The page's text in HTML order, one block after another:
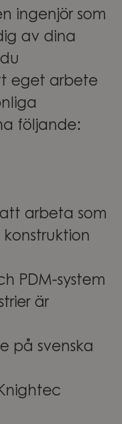
ingenjör som
av dina
eget arbete
följande:
arbeta som
PDM-system
är
på svenska